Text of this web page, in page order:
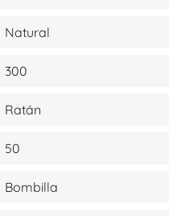
Natural
300
Ratán
50
Bombilla